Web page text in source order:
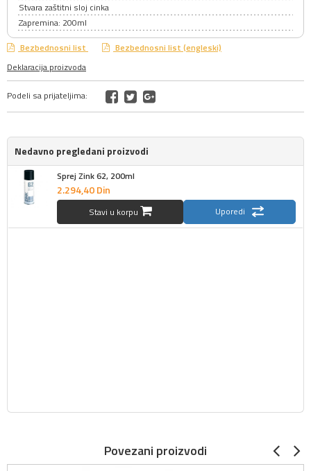
Stvara zaštitni sloj cinka
Zapremina: 200ml
Bezbednosni list
Bezbednosni list (engleski)
Deklaracija proizvoda
Podeli sa prijateljima:
Nedavno pregledani proizvodi
Sprej Zink 62, 200ml
2.294,40Din
Stavi u korpu Uporedi
Povezani proizvodi